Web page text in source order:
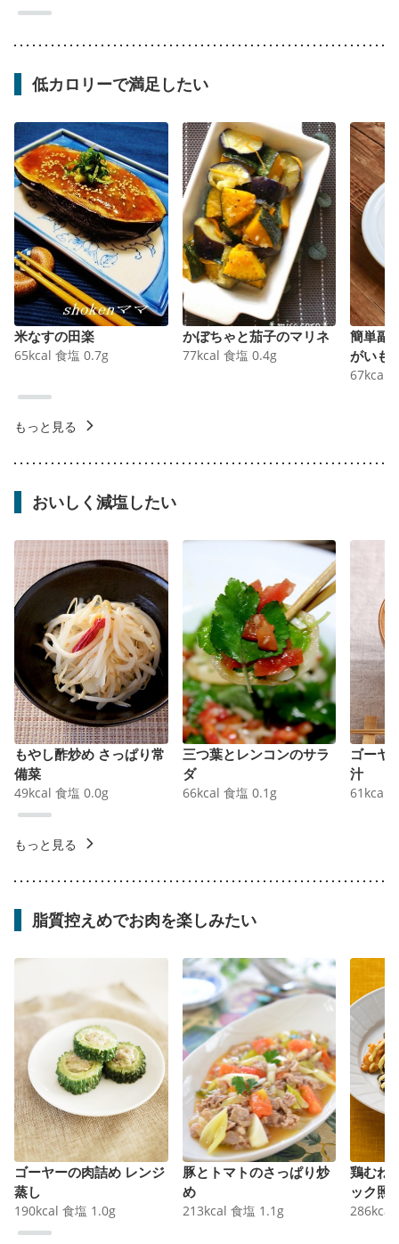
低カロリーで満足したい
米なすの田楽
65kcal 食塩 0.7g
かぼちゃと茄子のマリネ
77kcal 食塩 0.4g
簡単副
がいも
67kcal
もっと見る
おいしく減塩したい
もやし酢炒め さっぱり常
備菜
49kcal 食塩 0.0g
三つ葉とレンコンのサラ
ダ
66kcal 食塩 0.1 g
ゴーヤ
汁
61 kcal
もっと見る
脂質控えめでお肉を楽しみたい
ゴーヤーの肉詰め レンジ
蒸し
190kcal 食塩 1.0g
豚とトマトのさっぱり炒
め
213kcal 食塩 1.1 g
鶏むね
ック照
286kcal